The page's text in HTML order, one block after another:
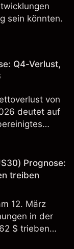
sein könnten.
Q4-Verlust,
von
deutet auf
Ergebnisse.
Prognose:
treiben
12. März
in der
$ trieben
stieg. Die